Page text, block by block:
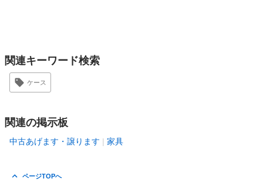
関連キーワード検索
ケース
関連の掲示板
中古あげます・譲ります 家具
ページTOPへ